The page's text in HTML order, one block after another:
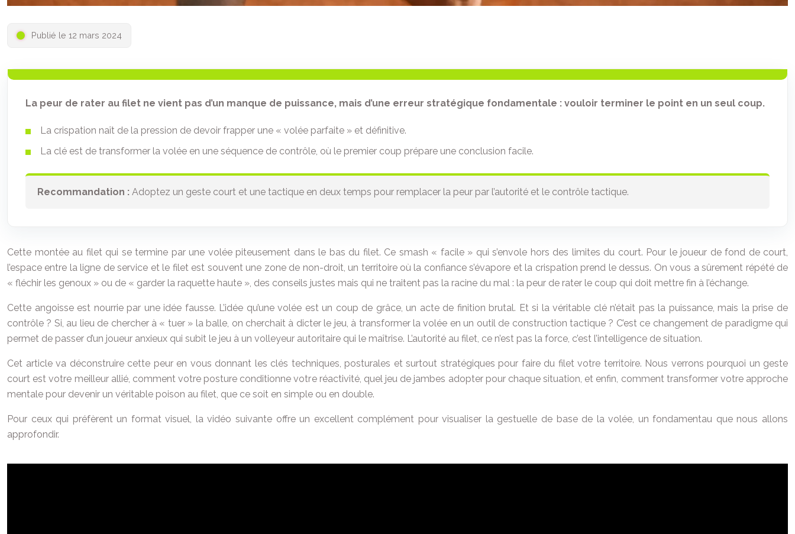
Publié le 12 mars 2024
La peur de rater au filet ne vient pas d’un manque de puissance, mais d’une erreur stratégique fondamentale : vouloir terminer le point en un seul coup.
La crispation naît de la pression de devoir frapper une « volée parfaite » et définitive.
La clé est de transformer la volée en une séquence de contrôle, où le premier coup prépare une conclusion facile.
Recommandation : Adoptez un geste court et une tactique en deux temps pour remplacer la peur par l’autorité et le contrôle tactique.
Cette montée au filet qui se termine par une volée piteusement dans le bas du filet. Ce smash « facile » qui s’envole hors des limites du court. Pour le joueur de fond de court,
l’espace entre la ligne de service et le filet est souvent une zone de non-droit, un territoire où la confiance s’évapore et la crispation prend le dessus. On vous a sûrement répété de
« fléchir les genoux » ou de « garder la raquette haute », des conseils justes mais qui ne traitent pas la racine du mal : la peur de rater le coup qui doit mettre fin à l’échange.
Cette angoisse est nourrie par une idée fausse. L’idée qu’une volée est un coup de grâce, un acte de finition brutal. Et si la véritable clé n’était pas la puissance, mais la prise de
contrôle ? Si, au lieu de chercher à « tuer » la balle, on cherchait à dicter le jeu, à transformer la volée en un outil de construction tactique ? C’est ce changement de paradigme qui
permet de passer d’un joueur anxieux qui subit le jeu à un volleyeur autoritaire qui le maîtrise. L’autorité au filet, ce n’est pas la force, c’est l’intelligence de situation.
Cet article va déconstruire cette peur en vous donnant les clés techniques, posturales et surtout stratégiques pour faire du filet votre territoire. Nous verrons pourquoi un geste
court est votre meilleur allié, comment votre posture conditionne votre réactivité, quel jeu de jambes adopter pour chaque situation, et enfin, comment transformer votre approche
mentale pour devenir un véritable poison au filet, que ce soit en simple ou en double.
Pour ceux qui préfèrent un format visuel, la vidéo suivante offre un excellent complément pour visualiser la gestuelle de base de la volée, un fondamentau que nous allons
approfondir.